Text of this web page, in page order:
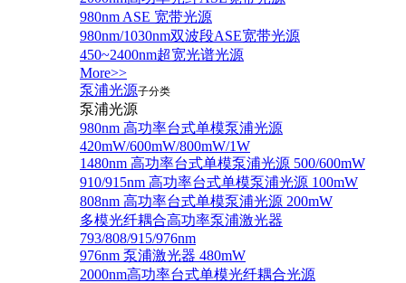
980nm ASE 宽带光源
980nm/1030nm双波段ASE宽带光源
450~2400nm超宽光谱光源
More>>
泵浦光源子分类
泵浦光源
980nm 高功率台式单模泵浦光源
420mW/600mW/800mW/1W
1480nm 高功率台式单模泵浦光源 500/600mW
910/915nm 高功率台式单模泵浦光源 100mW
808nm 高功率台式单模泵浦光源 200mW
多模光纤耦合高功率泵浦激光器
793/808/915/976nm
976nm 泵浦激光器 480mW
2000nm高功率台式单模光纤耦合光源